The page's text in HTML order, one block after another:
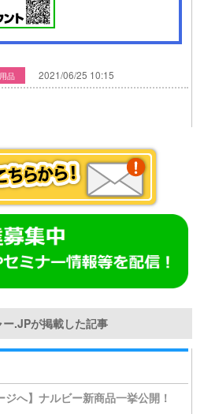
品 2021/06/25 10:15
ー.JPが掲載した記事
ジへ】ナルビー新商品一挙公開！